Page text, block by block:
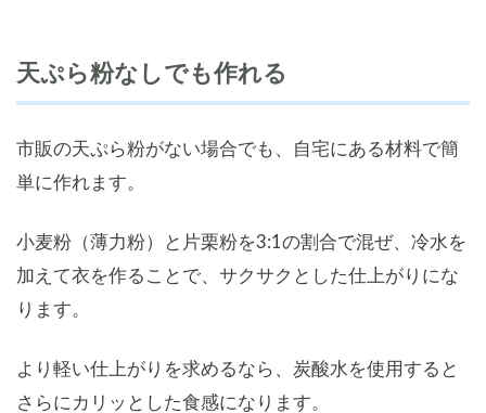
天ぷら粉なしでも作れる
市販の天ぷら粉がない場合でも、自宅にある材料で簡
単に作れます。
小麦粉（薄力粉）と片栗粉を3:1の割合で混ぜ、冷水を
加えて衣を作ることで、サクサクとした仕上がりにな
ります。
より軽い仕上がりを求めるなら、炭酸水を使用すると
さらにカリッとした食感になります。